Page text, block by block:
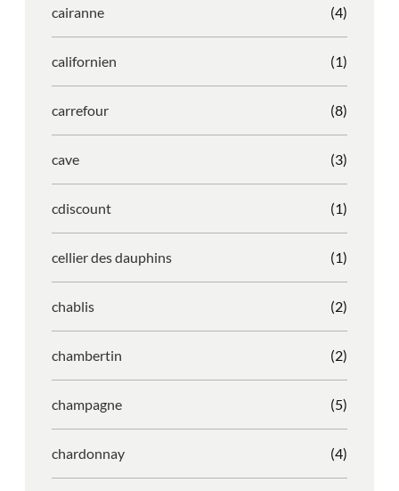
cairanne (4)
californien (1)
carrefour (8)
cave (3)
cdiscount (1)
cellier des dauphins (1)
chablis (2)
chambertin (2)
champagne (5)
chardonnay (4)